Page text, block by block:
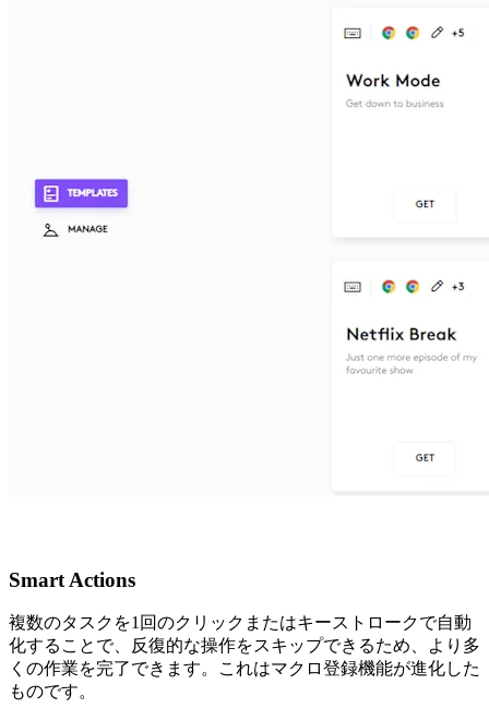
Smart Actions
複数のタスクを1回のクリックまたはキーストロークで自動
化することで、反復的な操作をスキップできるため、より多
くの作業を完了できます。これはマクロ登録機能が進化した
ものです。